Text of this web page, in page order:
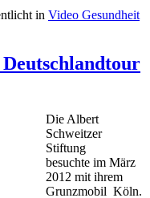
in Video Gesundheit
Die Albert
Schweitzer
Stiftung
besuchte im März
2012 mit ihrem
Grunzmobil Köln.